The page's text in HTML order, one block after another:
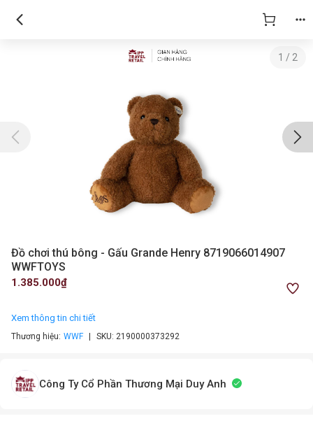
1 / 2
Đồ chơi thú bông - Gấu Grande Henry 8719066014907
WWFTOYS
1.385.000₫
Xem thông tin chi tiết
Thương hiệu: WWF SKU: 2190000373292
Công Ty Cổ Phần Thương Mại Duy Anh